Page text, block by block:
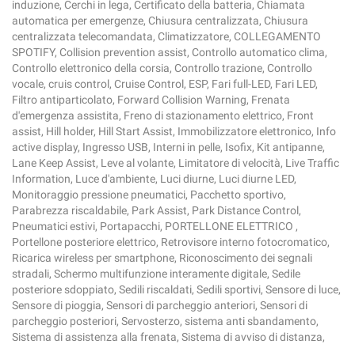
induzione, Cerchi in lega, Certificato della batteria, Chiamata
automatica per emergenze, Chiusura centralizzata, Chiusura
centralizzata telecomandata, Climatizzatore, COLLEGAMENTO
SPOTIFY, Collision prevention assist, Controllo automatico clima,
Controllo elettronico della corsia, Controllo trazione, Controllo
vocale, cruis control, Cruise Control, ESP, Fari full-LED, Fari LED,
Filtro antiparticolato, Forward Collision Warning, Frenata
d'emergenza assistita, Freno di stazionamento elettrico, Front
assist, Hill holder, Hill Start Assist, Immobilizzatore elettronico, Info
active display, Ingresso USB, Interni in pelle, Isofix, Kit antipanne,
Lane Keep Assist, Leve al volante, Limitatore di velocità, Live Traffic
Information, Luce d'ambiente, Luci diurne, Luci diurne LED,
Monitoraggio pressione pneumatici, Pacchetto sportivo,
Parabrezza riscaldabile, Park Assist, Park Distance Control,
Pneumatici estivi, Portapacchi, PORTELLONE ELETTRICO ,
Portellone posteriore elettrico, Retrovisore interno fotocromatico,
Ricarica wireless per smartphone, Riconoscimento dei segnali
stradali, Schermo multifunzione interamente digitale, Sedile
posteriore sdoppiato, Sedili riscaldati, Sedili sportivi, Sensore di luce,
Sensore di pioggia, Sensori di parcheggio anteriori, Sensori di
parcheggio posteriori, Servosterzo, sistema anti sbandamento,
Sistema di assistenza alla frenata, Sistema di avviso di distanza,